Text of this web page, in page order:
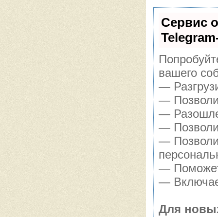
Сервис
вашего
—
—
—
—
—
— Поможет
—
Для